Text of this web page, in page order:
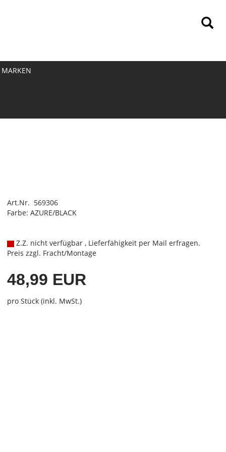
MARKEN
Art.Nr. 569306
Farbe: AZURE/BLACK
Z.Z. nicht verfügbar , Lieferfähigkeit per Mail erfragen.
Preis zzgl. Fracht/Montage
48,99 EUR
pro Stück (inkl. MwSt.)